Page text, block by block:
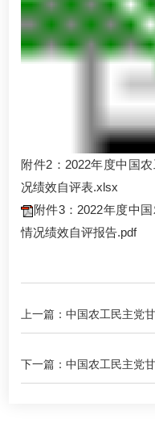
附件2：2022年度中国
况绩效自评表.xlsx
附件3：2022年度中
情况绩效自评报告.pdf
上一篇：中国农工民主党
况说明
下一篇：中国农工民主党
况说明